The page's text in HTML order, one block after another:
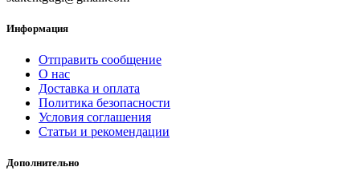
Информация
Отправить сообщение
О нас
Доставка и оплата
Политика безопасности
Условия соглашения
Статьи и рекомендации
Дополнительно